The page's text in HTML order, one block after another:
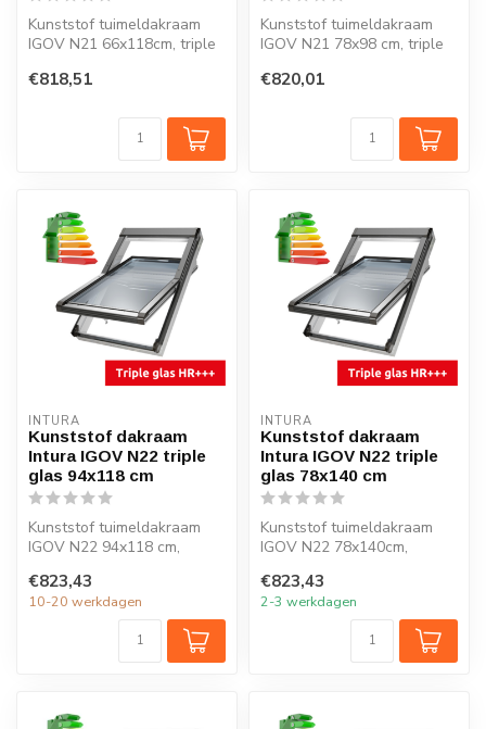
Kunststof tuimeldakraam
IGOV N21 66x118cm, triple
W/m...
€818,51
Kunststof tuimeldakraam
IGOV N21 78x98 cm, triple
W/m...
€820,01
INTURA
Kunststof dakraam
Intura IGOV N22 triple
glas 94x118 cm
Kunststof tuimeldakraam
IGOV N22 94x118 cm,
0,86 W...
€823,43
10-20 werkdagen
INTURA
Kunststof dakraam
Intura IGOV N22 triple
glas 78x140 cm
Kunststof tuimeldakraam
IGOV N22 78x140cm,
0,86 W/...
€823,43
2-3 werkdagen